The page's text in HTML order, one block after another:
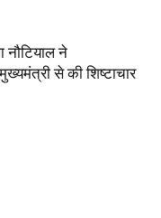
नौटियाल ने
से की शिष्टाचार